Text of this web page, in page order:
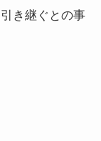
き継ぐとの事